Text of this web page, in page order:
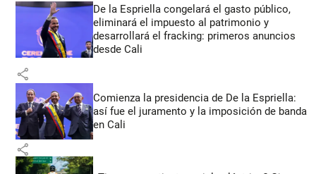
De la Espriella congelará el gasto público,
eliminará el impuesto al patrimonio y
desarrollará el fracking: primeros anuncios
desde Cali
share
Comienza la presidencia de De la Espriella:
así fue el juramento y la imposición de banda
en Cali
share